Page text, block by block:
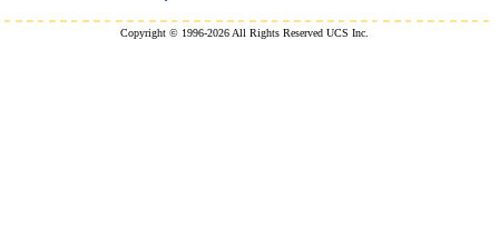
Copyright © 1996-2026 All Rights Reserved UCS Inc.